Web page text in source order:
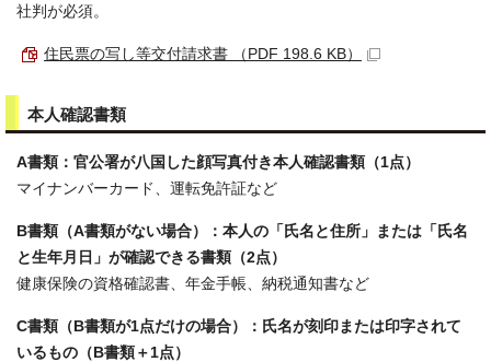
社判が必須。
住民票の写し等交付請求書 （PDF 198.6 KB）
本人確認書類
A書類：官公署が八国した顔写真付き本人確認書類（1点）
マイナンバーカード、運転免許証など
B書類（A書類がない場合）：本人の「氏名と住所」または「氏名
と生年月日」が確認できる書類（2点）
健康保険の資格確認書、年金手帳、納税通知書など
C書類（B書類が1点だけの場合）：氏名が刻印または印字されて
いるもの（B書類＋1点）